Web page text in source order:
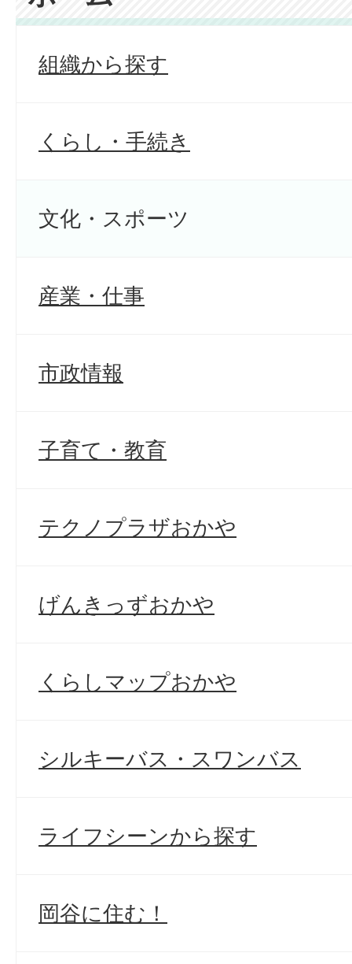
組織から探す
くらし・手続き
文化・スポーツ
産業・仕事
市政情報
子育て・教育
テクノプラザおかや
げんきっずおかや
くらしマップおかや
シルキーバス・スワンバス
ライフシーンから探す
岡谷に住む！